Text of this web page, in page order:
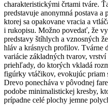
charakteristickými črtami tváre.
predstavuje anonymná postava a
ktorej sa opakovane vracia a
i rukopisu. Možno povedať, že
predstavy štíhlych a vznosných
hláv a krásnych profilov. Tvárne
variácie základných tvarov,
priehľady, do ktorých vkladá
figúrky vtáčikov, evokujúc priam
Drevo ponecháva v pôvodnej
podobe minimalistickej kresby,
prípadne celé plochy jemne